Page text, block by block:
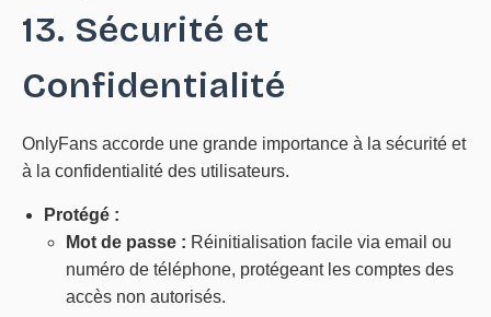
13. Sécurité et
Confidentialité
OnlyFans accorde une grande importance à la sécurité et
à la confidentialité des utilisateurs.
Protégé :
Mot de passe : Réinitialisation facile via email ou
numéro de téléphone, protégeant les comptes des
accès non autorisés.